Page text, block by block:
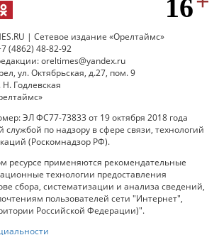
| Сетевое издание «Орелтаймс»
(4862) 48-82-92
oreltimes@yandex.ru
ул. Октябрьская, д.27, пом. 9
Годлевская
ЭЛ ФС77-73833 от 19 октября 2018 года
по надзору в сфере связи, технологий
(Роскомнадзор РФ).
применяются рекомендательные
технологии предоставления
сбора, систематизации и анализа сведений,
пользователей сети "Интернет",
Российской Федерации)".